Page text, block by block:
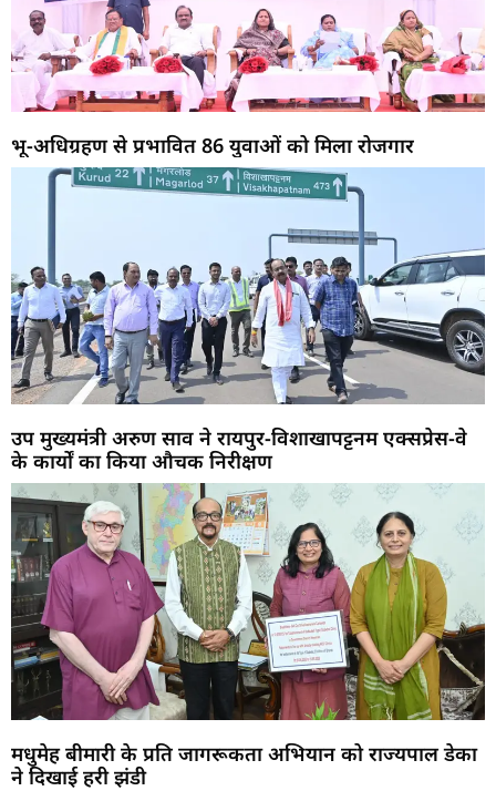
भू-अधिग्रहण से प्रभावित 86 युवाओं को मिला रोजगार
उप मुख्यमंत्री अरुण साव ने रायपुर-विशाखापट्टनम एक्सप्रेस-वे
के कार्यों का किया औचक निरीक्षण
मधुमेह बीमारी के प्रति जागरूकता अभियान को राज्यपाल डेका
ने दिखाई हरी झंडी